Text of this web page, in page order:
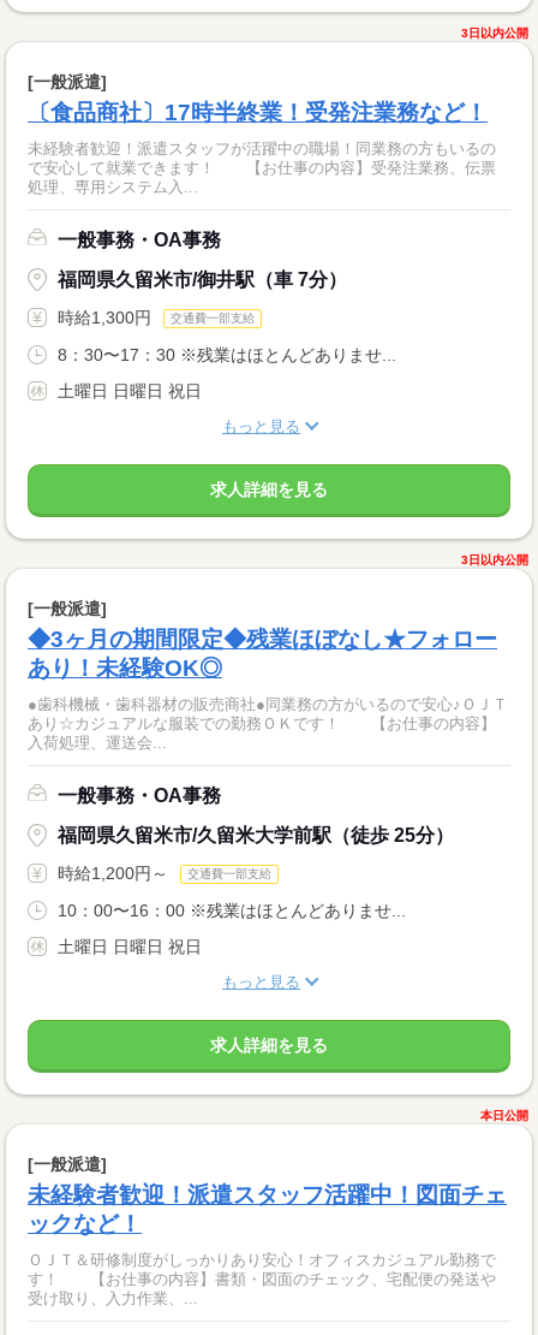
3日以内公開
[一般派遣]
〔食品商社〕17時半終業！受発注業務など！
未経験者歓迎！派遣スタッフが活躍中の職場！同業務の方もいるの
で安心して就業できます！ 【お仕事の内容】受発注業務、伝票
処理、専用システム入...
一般事務・OA事務
福岡県久留米市/御井駅（車 7分）
時給1,300円 交通費一部支給
8：30〜17：30 ※残業はほとんどありませ...
土曜日 日曜日 祝日
もっと見る
求人詳細を見る
3日以内公開
[一般派遣]
◆3ヶ月の期間限定◆残業ほぼなし★フォロー
あり！未経験OK◎
●歯科機械・歯科器材の販売商社●同業務の方がいるので安心♪ＯＪＴ
あり☆カジュアルな服装での勤務ＯＫです！ 【お仕事の内容】
入荷処理、運送会...
一般事務・OA事務
福岡県久留米市/久留米大学前駅（徒歩 25分）
時給1,200円～ 交通費一部支給
10：00〜16：00 ※残業はほとんどありませ...
土曜日 日曜日 祝日
もっと見る
求人詳細を見る
本日公開
[一般派遣]
未経験者歓迎！派遣スタッフ活躍中！図面チェ
ックなど！
ＯＪＴ＆研修制度がしっかりあり安心！オフィスカジュアル勤務で
す！ 【お仕事の内容】書類・図面のチェック、宅配便の発送や
受け取り、入力作業、...